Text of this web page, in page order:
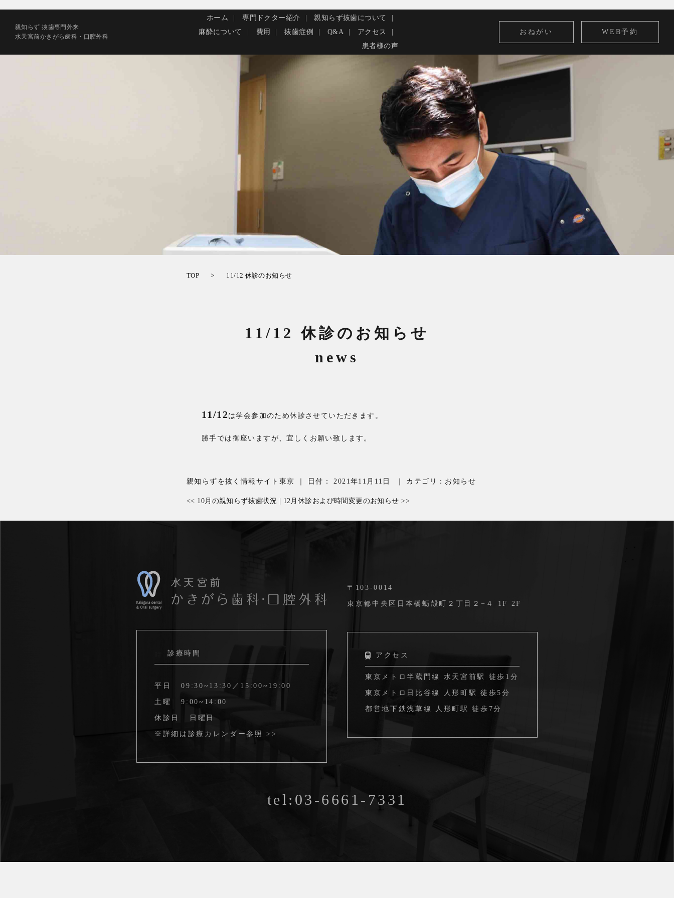
親知らず 抜歯専門外来
水天宮前かきがら歯科・口腔外科
ホーム 専門ドクター紹介
親知らず抜歯について
麻酔について
費用 抜歯症例 Q&A
アクセス
患者様の声
WEB予約
おねがい
TOP 11/12 休診のお知らせ
11/12 休診のお知らせ
news
11/12は学会参加のため休診させていただきます。
勝手では御座いますが、宜しくお願い致します。
親知らずを抜く情報サイト東京 日付：2021年11月11日 カテゴリ： お知らせ
<< 10月の親知らず抜歯状況 12月休診および時間変更のお知らせ>>
診療時間
平日 09:30~13:30／15:00~19:00
土曜 9:00~14:00
休診日 日曜日
※詳細は 診療カレンダー参照 >>
〒103-0014
東京都中央区日本橋蛎殻町２丁目２−４ 1F 2F
アクセス
東京メトロ半蔵門線 水天宮前駅 徒歩1分
東京メトロ日比谷線 人形町駅 徒歩5分
都営地下鉄浅草線 人形町駅 徒歩7分
tel:03-6661-7331